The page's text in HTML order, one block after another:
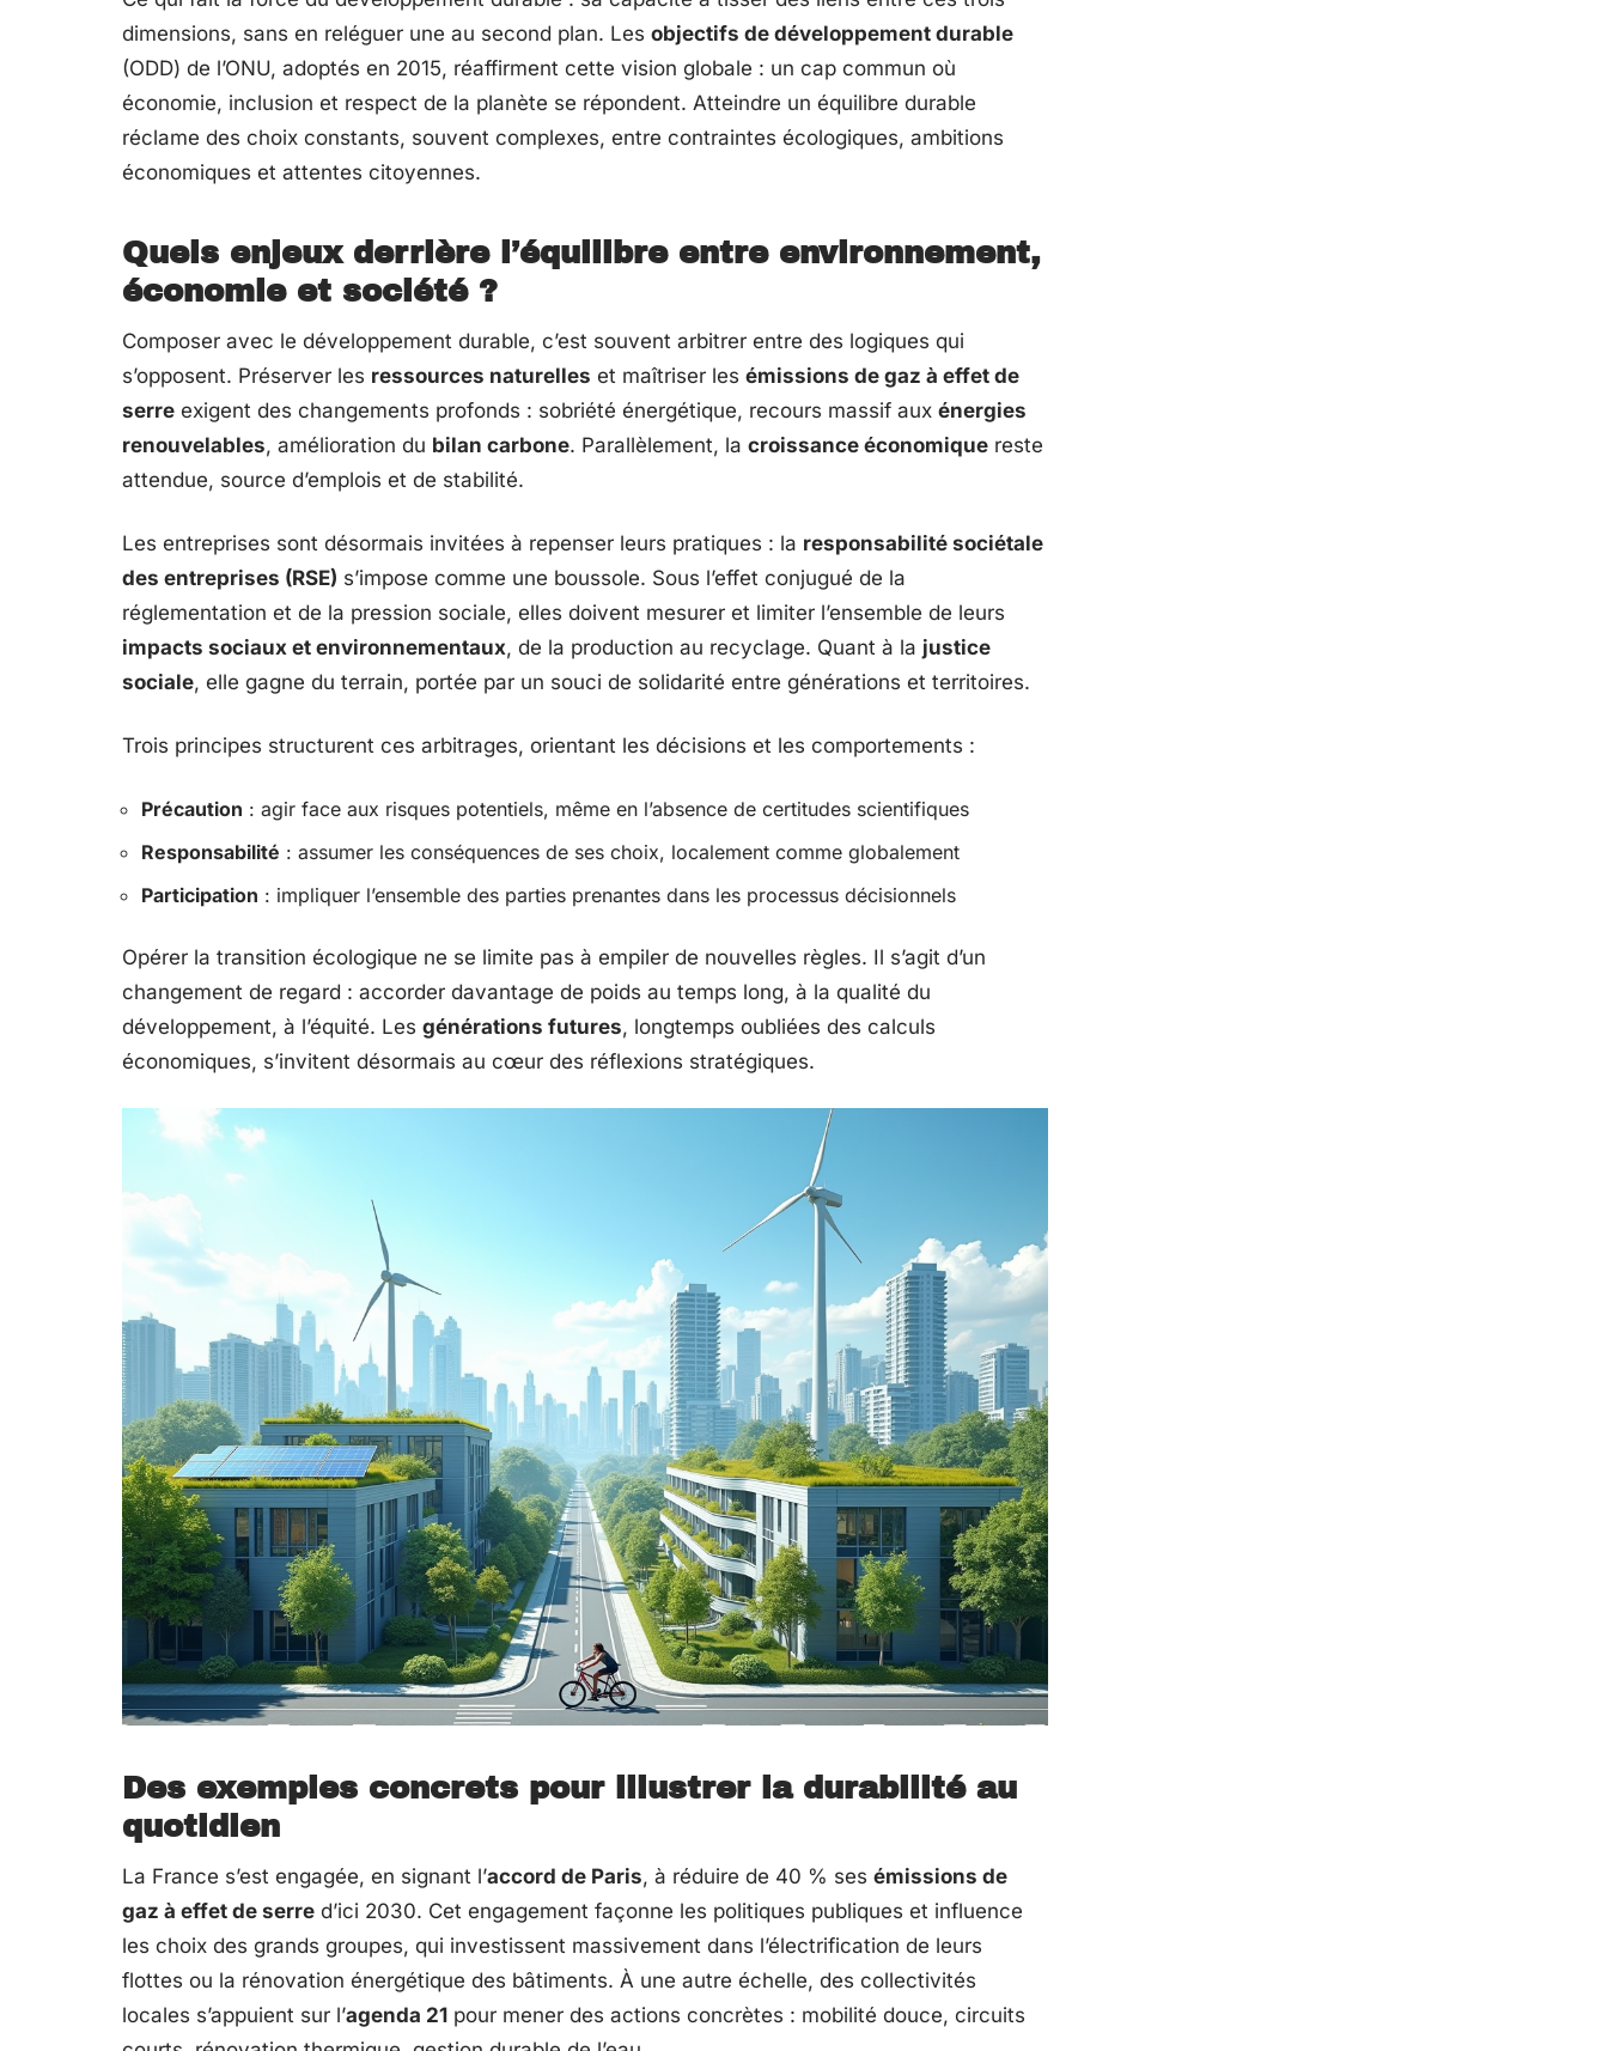
dimensions, sans en reléguer une au second plan. Les objectifs de développement durable
(ODD) de l’ONU, adoptés en 2015, réaffirment cette vision globale : un cap commun où
économie, inclusion et respect de la planète se répondent. Atteindre un équilibre durable
réclame des choix constants, souvent complexes, entre contraintes écologiques, ambitions
économiques et attentes citoyennes.
Quels enjeux derrière l’équilibre entre environnement,
économie et société ?
Composer avec le développement durable, c’est souvent arbitrer entre des logiques qui
s’opposent. Préserver les ressources naturelles et maîtriser les émissions de gaz à effet de
serre exigent des changements profonds : sobriété énergétique, recours massif aux énergies
renouvelables, amélioration du bilan carbone. Parallèlement, la croissance économique reste
attendue, source d’emplois et de stabilité.
Les entreprises sont désormais invitées à repenser leurs pratiques : la responsabilité sociétale
des entreprises (RSE) s’impose comme une boussole. Sous l’effet conjugué de la
réglementation et de la pression sociale, elles doivent mesurer et limiter l’ensemble de leurs
impacts sociaux et environnementaux, de la production au recyclage. Quant à la justice
sociale, elle gagne du terrain, portée par un souci de solidarité entre générations et territoires.
Trois principes structurent ces arbitrages, orientant les décisions et les comportements :
Précaution : agir face aux risques potentiels, même en l’absence de certitudes scientifiques
Responsabilité : assumer les conséquences de ses choix, localement comme globalement
Participation : impliquer l’ensemble des parties prenantes dans les processus décisionnels
Opérer la transition écologique ne se limite pas à empiler de nouvelles règles. Il s’agit d’un
changement de regard : accorder davantage de poids au temps long, à la qualité du
développement, à l’équité. Les générations futures, longtemps oubliées des calculs
économiques, s’invitent désormais au cœur des réflexions stratégiques.
Des exemples concrets pour illustrer la durabilité au
quotidien
La France s’est engagée, en signant l’accord de Paris, à réduire de 40 % ses émissions de
gaz à effet de serre d’ici 2030. Cet engagement façonne les politiques publiques et influence
les choix des grands groupes, qui investissent massivement dans l’électrification de leurs
flottes ou la rénovation énergétique des bâtiments. À une autre échelle, des collectivités
locales s’appuient sur l’agenda 21 pour mener des actions concrètes : mobilité douce, circuits